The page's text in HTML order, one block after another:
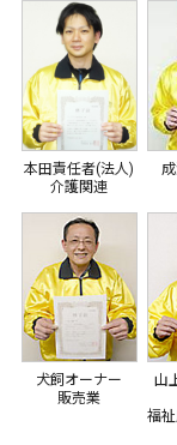
本田責任者(法人)
介護関連
犬飼オーナー
販売業
山
福